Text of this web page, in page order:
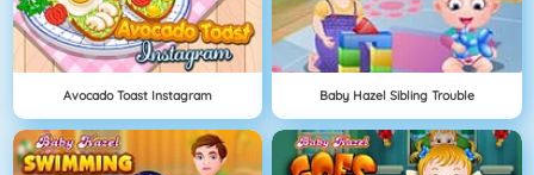
Avocado Toast Instagram Baby Hazel Sibling Trouble